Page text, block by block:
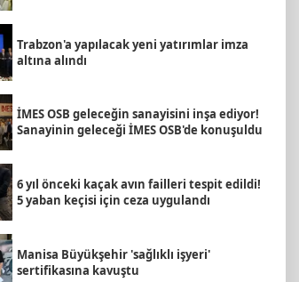
Trabzon'a yapılacak yeni yatırımlar imza
altına alındı
İMES OSB geleceğin sanayisini inşa ediyor!
Sanayinin geleceği İMES OSB'de konuşuldu
6 yıl önceki kaçak avın failleri tespit edildi!
5 yaban keçisi için ceza uygulandı
Manisa Büyükşehir 'sağlıklı işyeri'
sertifikasına kavuştu